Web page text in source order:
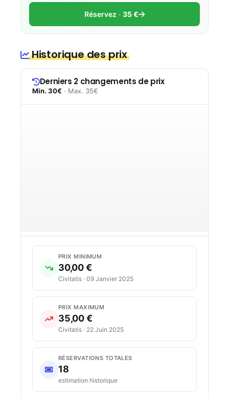
Réservez 35 €
Historique des prix
Derniers 2 changements de prix
Min. 30€ · Max. 35€
PRIX MINIMUM
30,00 €
Civitatis · 09 Janvier 2025
PRIX MAXIMUM
35,00 €
Civitatis · 22 Juin 2025
RÉSERVATIONS TOTALES
18
estimation historique